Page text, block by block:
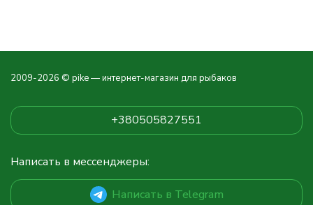
2009-2026 © pike — интернет-магазин для рыбаков
+380505827551
Написать в мессенджеры:
Написать в Telegram